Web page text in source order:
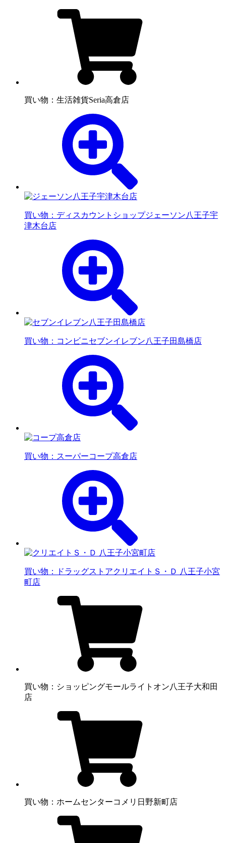
買い物：生活雑貨Seria高倉店
買い物：ディスカウントショップジェーソン八王子宇
津木台店
買い物：コンビニセブンイレブン八王子田島橋店
買い物：スーパーコープ高倉店
買い物：ドラッグストアクリエイトＳ・Ｄ 八王子小宮
町店
買い物：ショッピングモールライトオン八王子大和田
店
買い物：ホームセンターコメリ日野新町店